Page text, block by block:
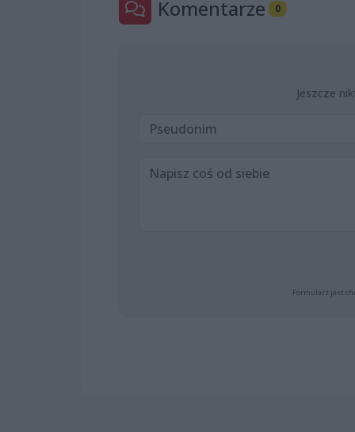
Komentarze 0
Jeszcze
Formularz jest